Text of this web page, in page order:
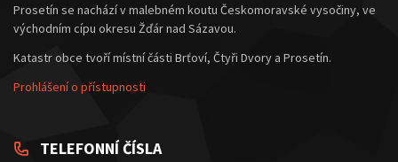
Prosetín se nachází v malebném koutu Českomoravské vysočiny, ve
východním cípu okresu Žďár nad Sázavou.
Katastr obce tvoří místní části Brťoví, Čtyři Dvory a Prosetín.
Prohlášení o přístupnosti
TELEFONNÍ ČÍSLA